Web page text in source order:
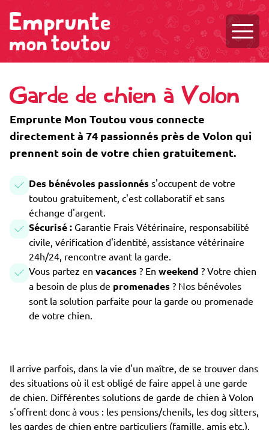
Garde de chien à Volon
Emprunte Mon Toutou vous connecte
directement à 74 passionnés près de Volon qui
prennent soin de votre chien gratuitement.
Des bénévoles passionnés s'occupent de votre
toutou gratuitement, c'est collaboratif et sans
échange d'argent.
Sécurisé : Garantie Frais Vétérinaire, responsabilité
civile, vérification d'identité, assistance vétérinaire
24h/24, rencontre avant la garde.
Vous partez en vacances ? En weekend ? Votre chien
a besoin de plus de promenades ? Nos bénévoles
sont la solution parfaite pour la garde ou promenade
de votre chien.
Il arrive parfois, dans la vie d'un maître, de se trouver dans
des situations où il est obligé de faire appel à une garde
de chien. Différentes solutions de garde de chien à Volon
s'offrent donc à vous : les pensions/chenils, les dog sitters,
les gardes de chien entre particuliers (famille, amis etc.).